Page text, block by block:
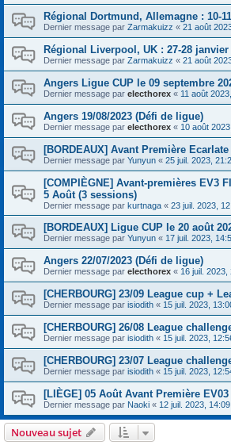
Régional Dortmund, Allemagne : 10-
Dernier message par Zarmakuizz « 21 août
Régional Liverpool, UK : 27-28 janvier
Dernier message par Zarmakuizz « 21 août
Angers Ligue CUP le 09 septembre
Dernier message par electhorex « 11 août
Angers 19/08/2023 (Défi de ligue)
Dernier message par electhorex « 10 août
[BORDEAUX] Avant Première
Dernier message par Yunyun « 25 juil. 2023,
[COMPIÈGNE] Avant-premières EV3
5 Août (3 sessions)
Dernier message par kurtnaga « 23 juil. 2023,
[BORDEAUX] Ligue CUP le 20 août
Dernier message par Yunyun « 17 juil. 2023,
Angers 22/07/2023 (Défi de ligue)
Dernier message par electhorex « 16 juil. 2023,
[CHERBOURG] 23/09 League cup +
Dernier message par isiodith « 15 juil. 2023,
[CHERBOURG] 26/08 League
Dernier message par isiodith « 15 juil. 2023,
[CHERBOURG] 23/07 League
Dernier message par isiodith « 15 juil. 2023,
[LIÈGE] 05 Août Avant Première EV03
Dernier message par Naoki « 12 juil. 2023, 14:09
Nouveau sujet